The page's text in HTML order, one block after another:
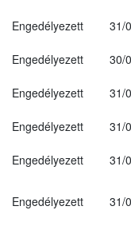
Engedélyezett
31/
Engedélyezett
30/
Engedélyezett
31/
Engedélyezett
31/
Engedélyezett
31/
Engedélyezett 31/